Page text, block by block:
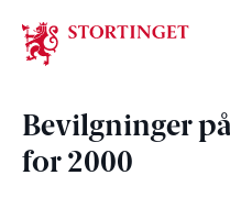
Stortinget.no
Bevilgninger
for 2000